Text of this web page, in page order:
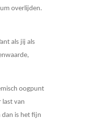
overlijden.
als jij als
oogpunt
last van
dan is het fijn